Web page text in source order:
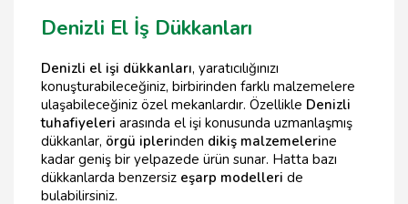
Denizli El İş Dükkanları
Denizli el işi dükkanları, yaratıcılığınızı
konuşturabileceğiniz, birbirinden farklı malzemelere
ulaşabileceğiniz özel mekanlardır. Özellikle Denizli
tuhafiyeleri arasında el işi konusunda uzmanlaşmış
dükkanlar, örgü iplerinden dikiş malzemelerine
kadar geniş bir yelpazede ürün sunar. Hatta bazı
dükkanlarda benzersiz eşarp modelleri de
bulabilirsiniz.